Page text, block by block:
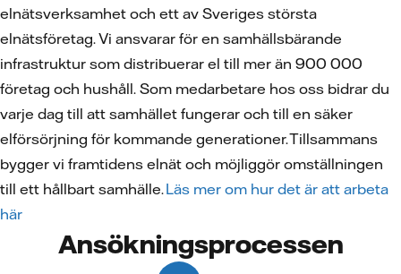
elnätsverksamhet och ett av Sveriges största
elnätsföretag. Vi ansvarar för en samhällsbärande
infrastruktur som distribuerar el till mer än 900 000
företag och hushåll. Som medarbetare hos oss bidrar du
varje dag till att samhället fungerar och till en säker
elförsörjning för kommande generationer. Tillsammans
bygger vi framtidens elnät och möjliggör omställningen
till ett hållbart samhälle.Läs mer om hur det är att arbeta
här
Ansökningsprocessen